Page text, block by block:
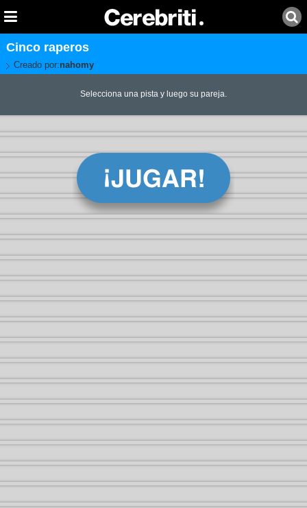
Cinco raperos
Creado por:nahomy
Selecciona una pista y luego su pareja.